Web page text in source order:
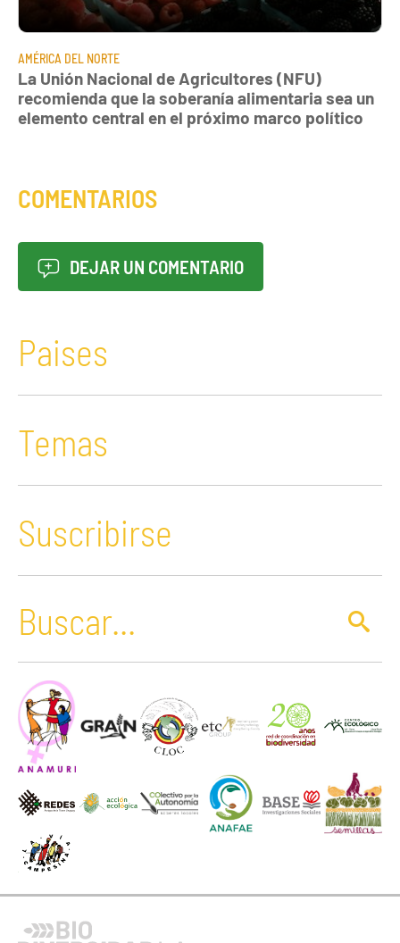
AMÉRICA DEL NORTE
La Unión Nacional de Agricultores (NFU)
recomienda que la soberanía alimentaria sea un
elemento central en el próximo marco político
COMENTARIOS
DEJAR UN COMENTARIO
Paises
Temas
Suscribirse